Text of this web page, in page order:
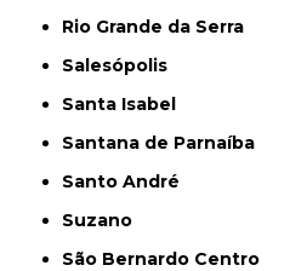
Rio Grande da Serra
Salesópolis
Santa Isabel
Santana de Parnaíba
Santo André
Suzano
São Bernardo Centro